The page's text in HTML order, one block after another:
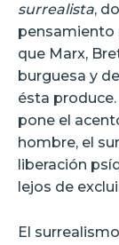
surrealista,
pensamiento
que Marx,
burguesa y
ésta
pone el
hombre, el
liberación
lejos de
El